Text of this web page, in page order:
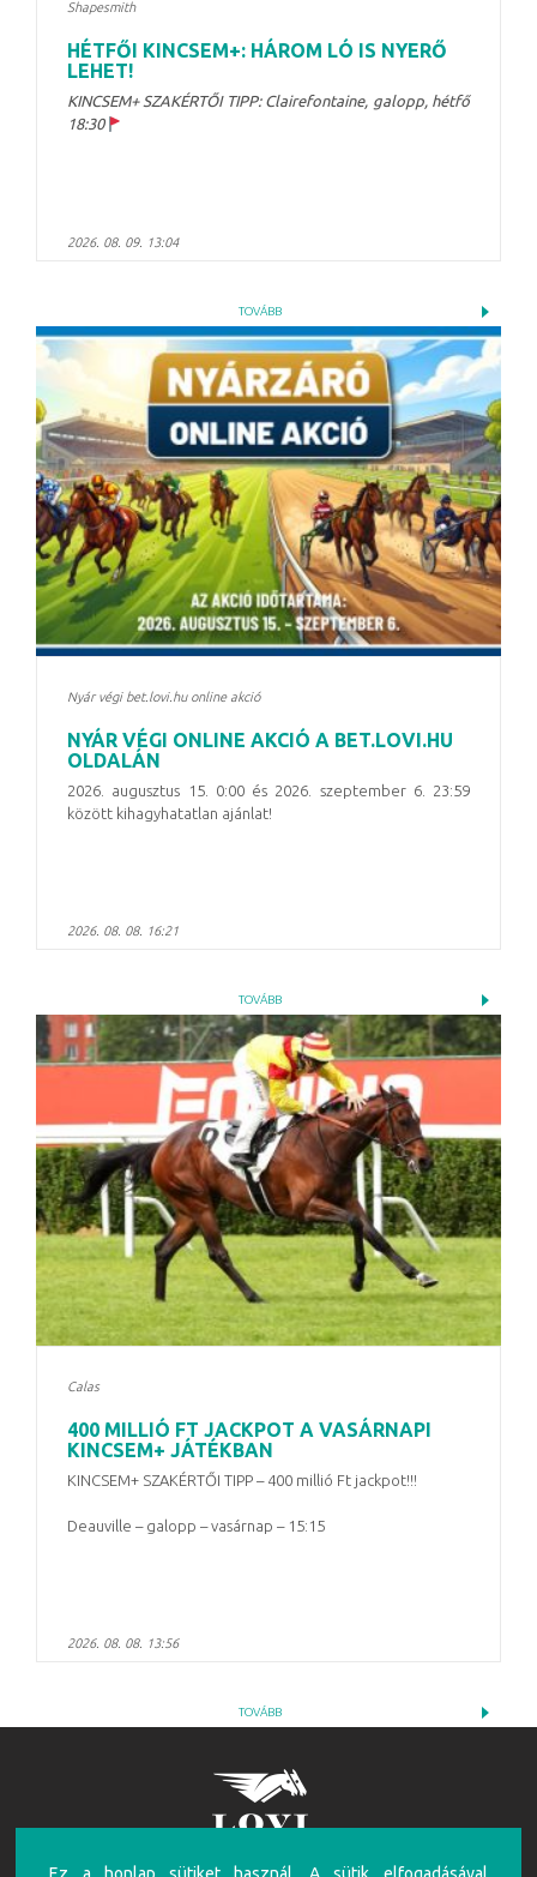
Shapesmith
HÉTFŐI KINCSEM+: HÁROM LÓ IS NYERŐ
LEHET!
KINCSEM+ SZAKÉRTŐI TIPP: Clairefontaine, galopp, hétfő
18:30
2026. 08. 09. 13:04
TOVÁBB
Nyár végi bet.lovi.hu online akció
NYÁR VÉGI ONLINE AKCIÓ A BET.LOVI.HU
OLDALÁN
2026. augusztus 15. 0:00 és 2026. szeptember 6. 23:59
között kihagyhatatlan ajánlat!
2026. 08. 08. 16:21
TOVÁBB
Calas
400 MILLIÓ FT JACKPOT A VASÁRNAPI
KINCSEM+ JÁTÉKBAN
KINCSEM+ SZAKÉRTŐI TIPP – 400 millió Ft jackpot!!!
Deauville – galopp – vasárnap – 15:15
2026. 08. 08. 13:56
TOVÁBB